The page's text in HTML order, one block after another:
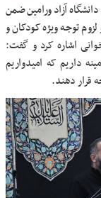
آزاد ورامین ضمن
توجه ویژه کودکان و
اشاره کرد و گفت:
داریم که امیدواریم
قرار دهند.